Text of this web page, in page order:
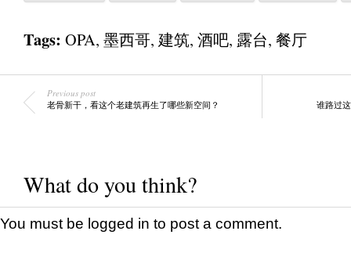
Tags: OPA, 墨西哥, 建筑, 酒吧, 露台, 餐厅
Previous post
老骨新干，看这个老建筑再生了哪些新空间？ 谁路过
What do you think?
You must be logged in to post a comment.